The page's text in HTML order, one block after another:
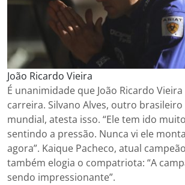
João Ricardo Vieira
É unanimidade que João Ricardo
carreira. Silvano Alves, outro
mundial, atesta isso. “Ele tem ido
sentindo a pressão. Nunca vi ele
agora”. Kaique Pacheco, atual
também elogia o compatriota: “A
sendo impressionante”.